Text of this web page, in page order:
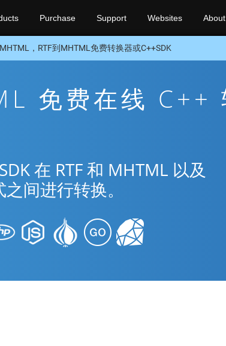
Purchase Support Websites About
，RTF到MHTML免费转换器或C++SDK
免费在线 C++
在 RTF 和 MHTML 以及
间进行转换。